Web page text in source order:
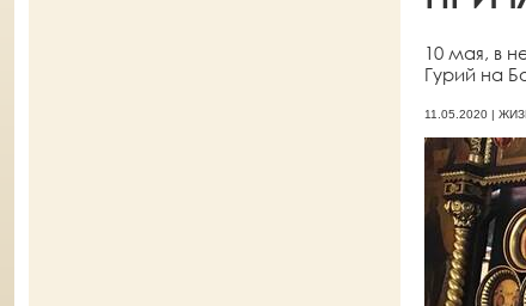
10 мая, в
Гурий на
11.05.2020 |